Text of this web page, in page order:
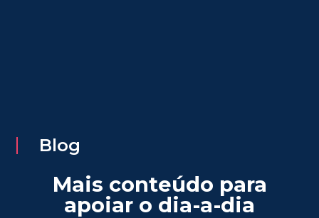
Mais conteúdo para
apoiar o dia-a-dia
Blog